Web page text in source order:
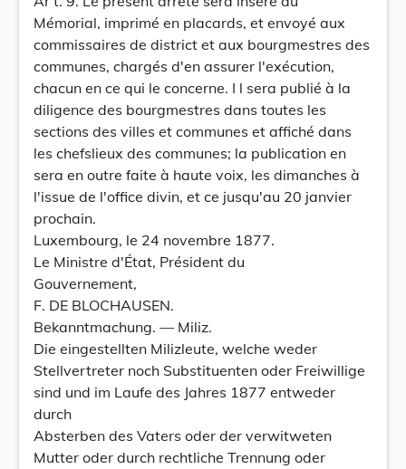
Mémorial, imprimé en placards, et envoyé aux
commissaires de district et aux bourgmestres des
communes, chargés d'en assurer l'exécution,
chacun en ce qui le concerne. I l sera publié à la
diligence des bourgmestres dans toutes les
sections des villes et communes et affiché dans
les chefslieux des communes; la publication en
sera en outre faite à haute voix, les dimanches à
l'issue de l'office divin, et ce jusqu'au 20 janvier
prochain.
Luxembourg, le 24 novembre 1877.
Le Ministre d'État, Président du
Gouvernement,
F. DE BLOCHAUSEN.
Bekanntmachung. — Miliz.
Die eingestellten Milizleute, welche weder
Stellvertreter noch Substituenten oder Freiwillige
sind und im Laufe des Jahres 1877 entweder
durch
Absterben des Vaters oder der verwitweten
Mutter oder durch rechtliche Trennung oder